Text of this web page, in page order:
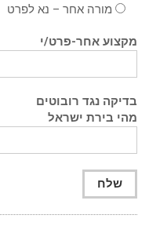
מורה אחר – נא לפרט
מקצוע אחר-פרט/י
בדיקה נגד רובוטים
מהי בירת ישראל